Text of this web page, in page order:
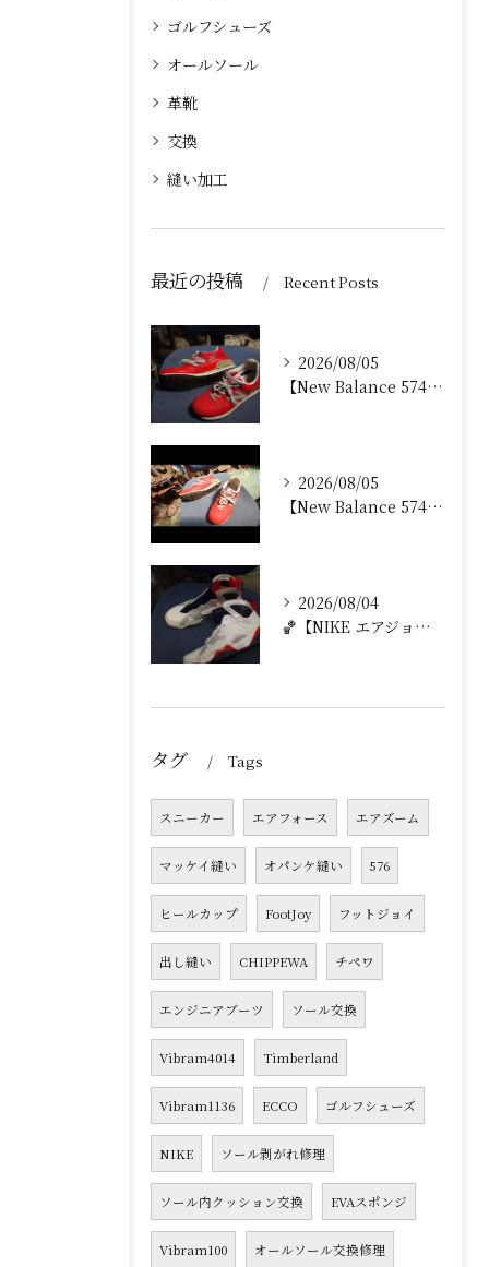
ゴルフシューズ
オールソール
革靴
交換
縫い加工
最近の投稿 Recent Posts
2026/08/05
【New Balance 574 修理｜加水分解したウェッジ...
2026/08/05
【New Balance 574 修理｜ウェッジヒール加水分...
2026/08/04
🏀【NIKE エアジョーダン7 加水分解修理｜ミッドソール交...
タグ Tags
スニーカー エアフォース エアズーム
マッケイ縫い オパンケ縫い 576
ヒールカップ FootJoy フットジョイ
出し縫い CHIPPEWA チペワ
エンジニアブーツ ソール交換
Vibram4014 Timberland
Vibram1136 ECCO ゴルフシューズ
NIKE ソール剥がれ修理
ソール内クッション交換 EVAスポンジ
Vibram100 オールソール交換修理